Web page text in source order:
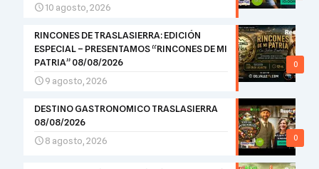
10 agosto, 2026
0
RINCONES DE TRASLASIERRA: EDICIÓN
ESPECIAL – PRESENTAMOS “RINCONES DE MI
PATRIA” 08/08/2026
9 agosto, 2026
0
DESTINO GASTRONOMICO TRASLASIERRA
08/08/2026
8 agosto, 2026